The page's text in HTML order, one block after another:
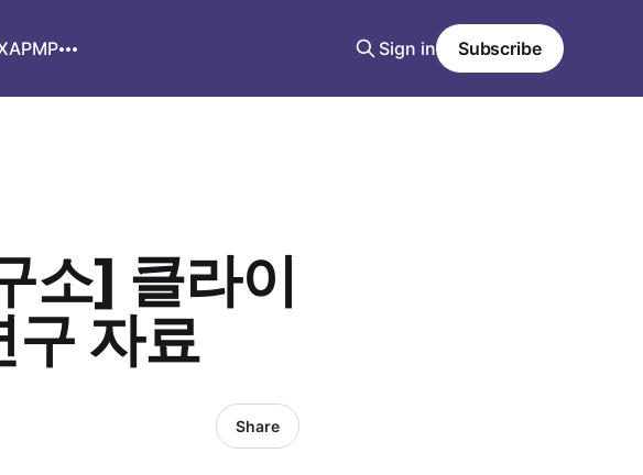
APMP Sign in Subscribe
소] 클라이
구 자료
Share